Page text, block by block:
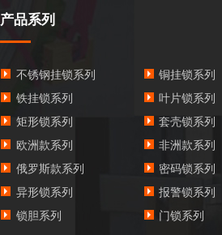
产品系列
不锈钢挂锁系列
铜挂锁系列
铁挂锁系列
叶片锁系列
矩形锁系列
套壳锁系列
欧洲款系列
非洲款系列
俄罗斯款系列
密码锁系列
异形锁系列
报警锁系列
锁胆系列
门锁系列